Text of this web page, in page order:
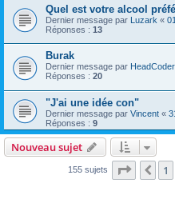
Quel est votre alcool
Dernier message par Luzark «
Réponses : 13
Burak
Dernier message par HeadCoder
Réponses : 20
"J'ai une idée con"
Dernier message par Vincent «
Réponses : 9
Nouveau sujet
155 sujets Page 1